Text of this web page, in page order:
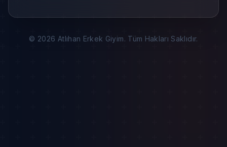
© 2026 Atlıhan Erkek Giyim. Tüm Hakları Saklıdır.